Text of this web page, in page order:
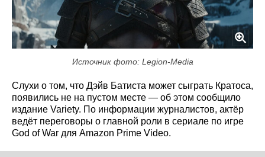
Источник фото: Legion-Media
Слухи о том, что Дэйв Батиста может сыграть Кратоса,
появились не на пустом месте — об этом сообщило
издание Variety. По информации журналистов, актёр
ведёт переговоры о главной роли в сериале по игре
God of War для Amazon Prime Video.